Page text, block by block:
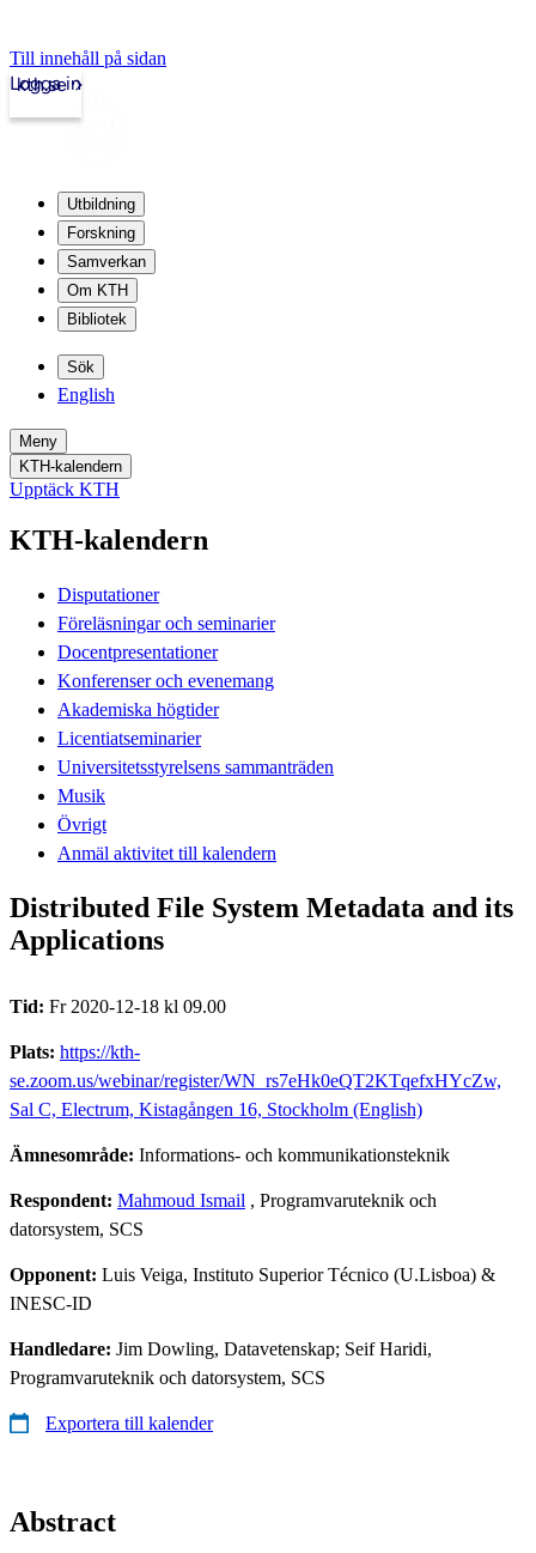
Till innehåll på sidan
kth.se
Logga in
Utbildning
Forskning
Samverkan
Om KTH
Bibliotek
Sök
English
Meny
KTH-kalendern
Upptäck KTH
KTH-kalendern
Disputationer
Föreläsningar och seminarier
Docentpresentationer
Konferenser och evenemang
Akademiska högtider
Licentiatseminarier
Universitetsstyrelsens sammanträden
Musik
Övrigt
Anmäl aktivitet till kalendern
Distributed File System Metadata and its
Applications
Tid: Fr 2020-12-18 kl 09.00
Plats: https://kth-
se.zoom.us/webinar/register/WN_rs7eHk0eQT2KTqefxHYcZw,
Sal C, Electrum, Kistagången 16, Stockholm (English)
Ämnesområde: Informations- och kommunikationsteknik
Respondent: Mahmoud Ismail , Programvaruteknik och
datorsystem, SCS
Opponent: Luis Veiga, Instituto Superior Técnico (U.Lisboa) &
INESC-ID
Handledare: Jim Dowling, Datavetenskap; Seif Haridi,
Programvaruteknik och datorsystem, SCS
Exportera till kalender
Abstract